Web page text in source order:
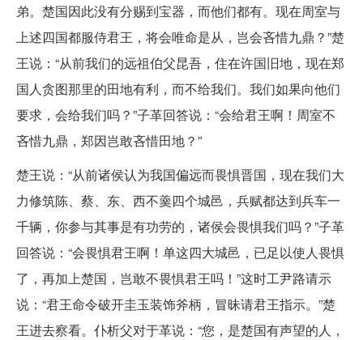
弟。楚国因此没有分赐到宝器，而他们都有。现在周室与
上述四国都服侍君王，将会唯命是从，岂会吝惜九鼎？”楚
王说：“从前我们的远祖伯父昆吾，住在许国旧地，现在郑
国人贪图那里的田地有利，而不给我们。我们如果向他们
要求，会给我们吗？”子革回答说：“会给君王啊！周室不
吝惜九鼎，郑因岂敢吝惜田地？”
楚王说：“从前诸侯认为我国偏远而畏惧晋国，现在我们大
力修筑陈、蔡、东、西不羹四个城邑，兵赋都达到兵车一
千辆，你参与其事是有功劳的，诸侯会畏惧我们吗？”子革
回答说：“会畏惧君王啊！单这四大城邑，已足以使人畏惧
了，再加上楚国，岂敢不畏惧君王吗！”这时工尹路请示
说：“君王命令破开圭玉装饰斧柄，冒昧请君王指示。”楚
王进去察看。仆析父对于革说：“您，是楚国有声望的人，